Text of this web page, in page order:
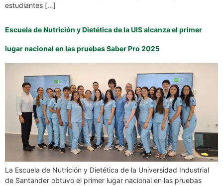
estudiantes […]
Escuela de Nutrición y Dietética de la UIS alcanza el primer
lugar nacional en las pruebas Saber Pro 2025
La Escuela de Nutrición y Dietética de la Universidad Industrial
de Santander obtuvo el primer lugar nacional en las pruebas